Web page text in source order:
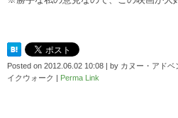
Posted on 2012.06.02 10:08 | by カヌー・アドベ
イクウォーク | Perma Link